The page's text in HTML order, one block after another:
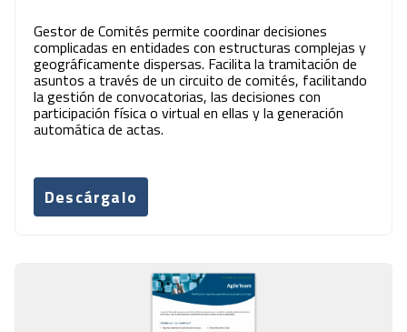
Gestor de Comités permite coordinar decisiones
complicadas en entidades con estructuras complejas y
geográficamente dispersas. Facilita la tramitación de
asuntos a través de un circuito de comités, facilitando
la gestión de convocatorias, las decisiones con
participación física o virtual en ellas y la generación
automática de actas.
Descárgalo